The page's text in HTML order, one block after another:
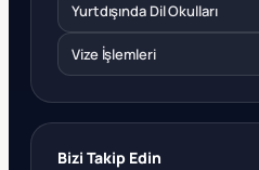
Yurtdışında Dil Okulları
Vize İşlemleri
Bizi Takip Edin